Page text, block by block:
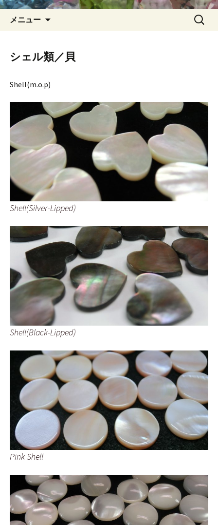
メニュー
ン
ツ
プ
検
索:
シェル類／貝
Shell(m.o.p)
Shell(Silver-Lipped)
Shell(Black-Lipped)
Pink Shell